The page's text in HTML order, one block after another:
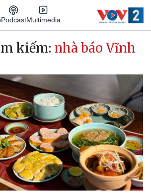
PodcastMultimedia
kiếm: nhà báo Vĩnh